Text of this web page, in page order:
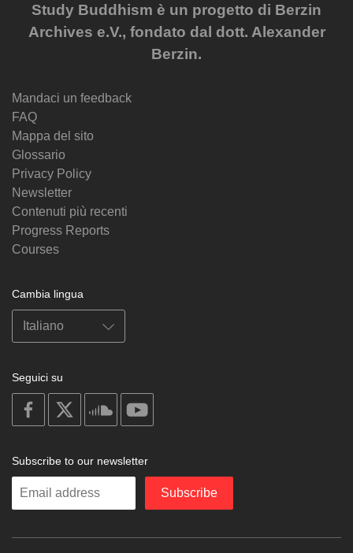
Study Buddhism è un progetto di Berzin
Archives e.V., fondato dal dott. Alexander
Berzin.
Mandaci un feedback
FAQ
Mappa del sito
Glossario
Privacy Policy
Newsletter
Contenuti più recenti
Progress Reports
Courses
Cambia lingua
Seguici su
on
facebook
soundcloud
Subscribe to our newsletter
Enter
Subscribe